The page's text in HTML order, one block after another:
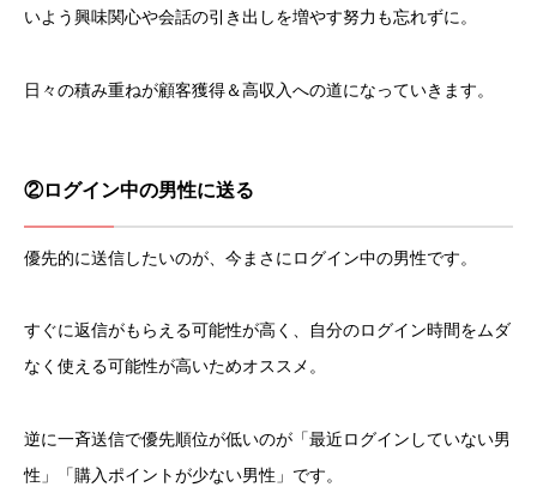
いよう興味関心や会話の引き出しを増やす努力も忘れずに。
日々の積み重ねが顧客獲得＆高収入への道になっていきます。
②ログイン中の男性に送る
優先的に送信したいのが、今まさにログイン中の男性です。
すぐに返信がもらえる可能性が高く、自分のログイン時間をムダ
なく使える可能性が高いためオススメ。
逆に一斉送信で優先順位が低いのが「最近ログインしていない男
性」「購入ポイントが少ない男性」です。